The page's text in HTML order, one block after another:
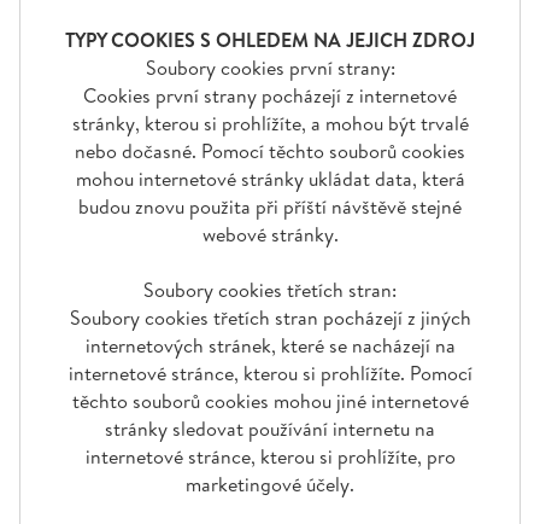
TYPY COOKIES S OHLEDEM NA JEJICH ZDROJ
Soubory cookies první strany:
Cookies první strany pocházejí z internetové
stránky, kterou si prohlížíte, a mohou být trvalé
nebo dočasné. Pomocí těchto souborů cookies
mohou internetové stránky ukládat data, která
budou znovu použita při příští návštěvě stejné
webové stránky.
Soubory cookies třetích stran:
Soubory cookies třetích stran pocházejí z jiných
internetových stránek, které se nacházejí na
internetové stránce, kterou si prohlížíte. Pomocí
těchto souborů cookies mohou jiné internetové
stránky sledovat používání internetu na
internetové stránce, kterou si prohlížíte, pro
marketingové účely.